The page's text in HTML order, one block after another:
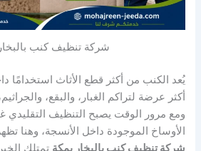
شركة تنظيف كنب
يُعد الكنب من أكثر قطع الأثاث استخدامًا
أكثر عرضة لتراكم الغبار، والبقع،
ومع مرور الوقت يصبح التنظيف
الأوساخ الموجودة داخل الأنسجة، وهنا
شركة تنظيف كنب بالبخار بمكة تمتلك